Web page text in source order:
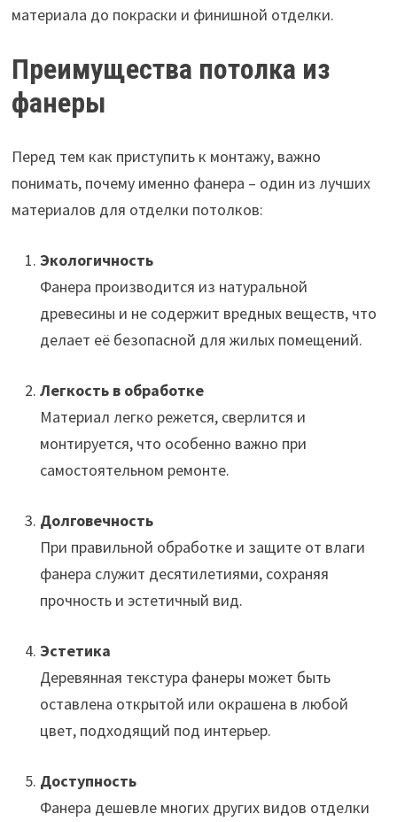
материала до покраски и финишной отделки.
Преимущества потолка из
фанеры
Перед тем как приступить к монтажу, важно
понимать, почему именно фанера – один из лучших
материалов для отделки потолков:
Экологичность
Фанера производится из натуральной
древесины и не содержит вредных веществ, что
делает её безопасной для жилых помещений.
Легкость в обработке
Материал легко режется, сверлится и
монтируется, что особенно важно при
самостоятельном ремонте.
Долговечность
При правильной обработке и защите от влаги
фанера служит десятилетиями, сохраняя
прочность и эстетичный вид.
Эстетика
Деревянная текстура фанеры может быть
оставлена открытой или окрашена в любой
цвет, подходящий под интерьер.
Доступность
Фанера дешевле многих других видов отделки